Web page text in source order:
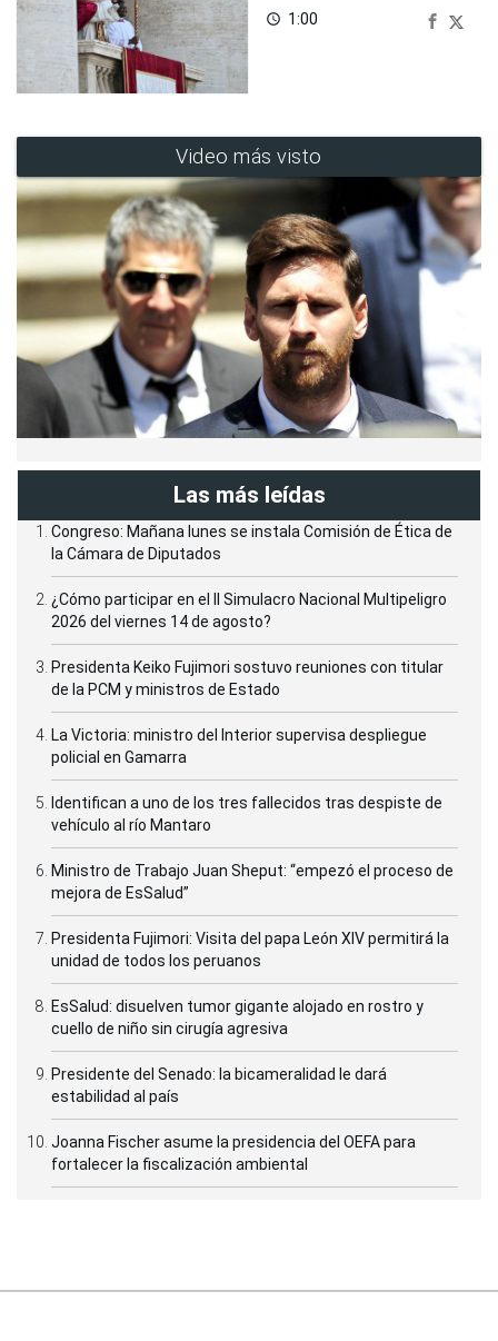
access_time 1:00
Video más visto
Las más leídas
Congreso: Mañana lunes se instala Comisión de Ética de
la Cámara de Diputados
¿Cómo participar en el II Simulacro Nacional Multipeligro
2026 del viernes 14 de agosto?
Presidenta Keiko Fujimori sostuvo reuniones con titular
de la PCM y ministros de Estado
La Victoria: ministro del Interior supervisa despliegue
policial en Gamarra
Identifican a uno de los tres fallecidos tras despiste de
vehículo al río Mantaro
Ministro de Trabajo Juan Sheput: “empezó el proceso de
mejora de EsSalud”
Presidenta Fujimori: Visita del papa León XIV permitirá la
unidad de todos los peruanos
EsSalud: disuelven tumor gigante alojado en rostro y
cuello de niño sin cirugía agresiva
Presidente del Senado: la bicameralidad le dará
estabilidad al país
Joanna Fischer asume la presidencia del OEFA para
fortalecer la fiscalización ambiental